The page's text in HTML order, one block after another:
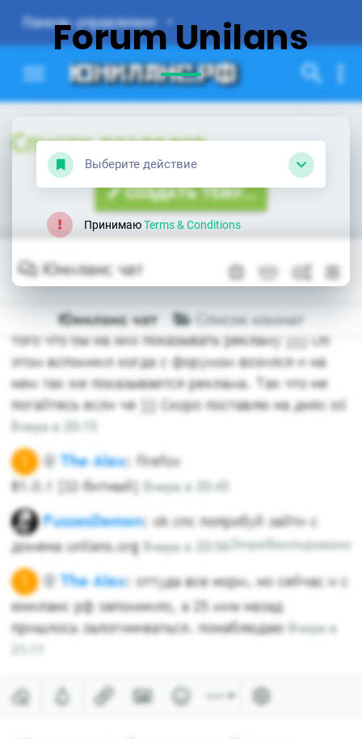
Forum Unilans
Выберите действие
ПринимаюTerms & Conditions